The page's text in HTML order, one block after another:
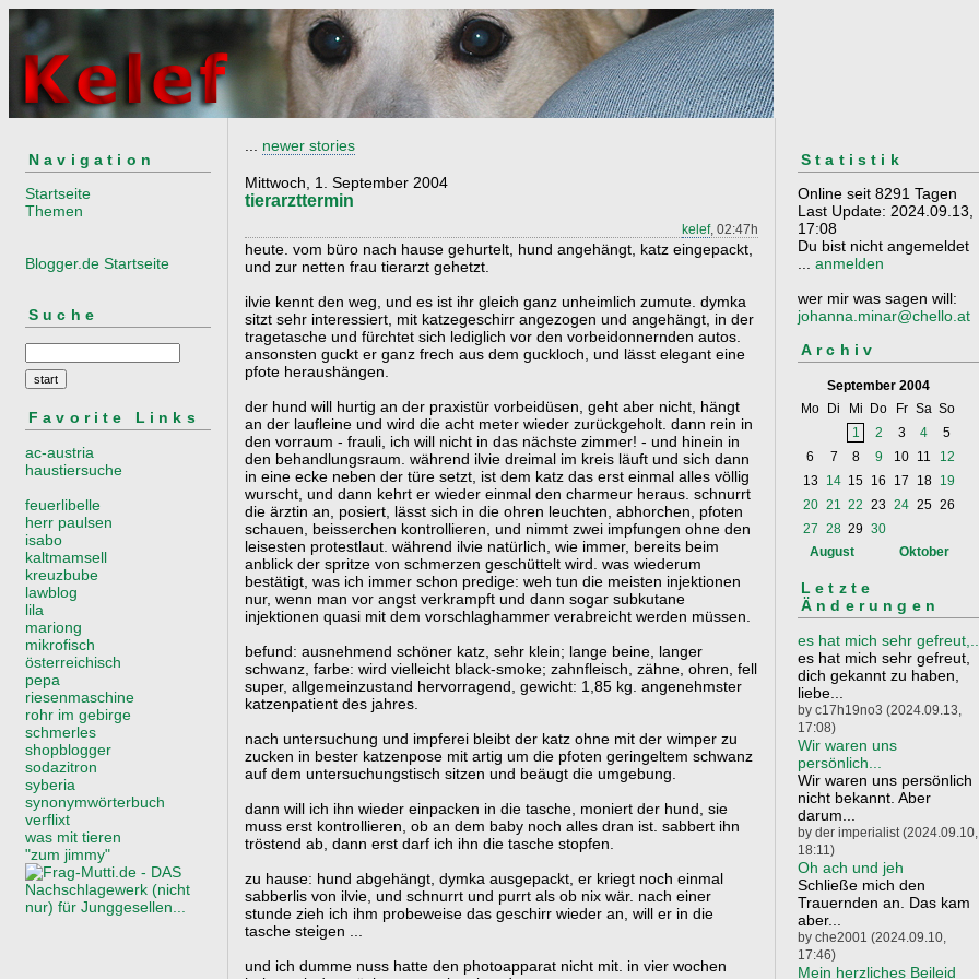
Navigation
Startseite
Themen
Blogger.de Startseite
Suche
Favorite Links
ac-austria
haustiersuche
feuerlibelle
herr paulsen
isabo
kaltmamsell
kreuzbube
lawblog
lila
mariong
mikrofisch
österreichisch
pepa
riesenmaschine
rohr im gebirge
schmerles
shopblogger
sodazitron
syberia
synonymwörterbuch
verflixt
was mit tieren
"zum jimmy"
newer stories
Mittwoch, 1. September 2004
tierarzttermin
kelef, 02:47h
heute. vom büro nach hause gehurtelt, hund angehängt, katz eingepackt,
und zur netten frau tierarzt gehetzt.
ilvie kennt den weg, und es ist ihr gleich ganz unheimlich zumute. dymka
sitzt sehr interessiert, mit katzegeschirr angezogen und angehängt, in der
tragetasche und fürchtet sich lediglich vor den vorbeidonnernden autos.
ansonsten guckt er ganz frech aus dem guckloch, und lässt elegant eine
pfote heraushängen.
der hund will hurtig an der praxistür vorbeidüsen, geht aber nicht, hängt
an der laufleine und wird die acht meter wieder zurückgeholt. dann rein in
den vorraum - frauli, ich will nicht in das nächste zimmer! - und hinein in
den behandlungsraum. während ilvie dreimal im kreis läuft und sich dann
in eine ecke neben der türe setzt, ist dem katz das erst einmal alles völlig
wurscht, und dann kehrt er wieder einmal den charmeur heraus. schnurrt
die ärztin an, posiert, lässt sich in die ohren leuchten, abhorchen, pfoten
schauen, beisserchen kontrollieren, und nimmt zwei impfungen ohne den
leisesten protestlaut. während ilvie natürlich, wie immer, bereits beim
anblick der spritze von schmerzen geschüttelt wird. was wiederum
bestätigt, was ich immer schon predige: weh tun die meisten injektionen
nur, wenn man vor angst verkrampft und dann sogar subkutane
injektionen quasi mit dem vorschlaghammer verabreicht werden müssen.
befund: ausnehmend schöner katz, sehr klein; lange beine, langer
schwanz, farbe: wird vielleicht black-smoke; zahnfleisch, zähne, ohren, fell
super, allgemeinzustand hervorragend, gewicht: 1,85 kg. angenehmster
katzenpatient des jahres.
nach untersuchung und impferei bleibt der katz ohne mit der wimper zu
zucken in bester katzenpose mit artig um die pfoten geringeltem schwanz
auf dem untersuchungstisch sitzen und beäugt die umgebung.
dann will ich ihn wieder einpacken in die tasche, moniert der hund, sie
muss erst kontrollieren, ob an dem baby noch alles dran ist. sabbert ihn
tröstend ab, dann erst darf ich ihn die tasche stopfen.
zu hause: hund abgehängt, dymka ausgepackt, er kriegt noch einmal
sabberlis von ilvie, und schnurrt und purrt als ob nix wär. nach einer
stunde zieh ich ihm probeweise das geschirr wieder an, will er in die
tasche steigen ...
und ich dumme nuss hatte den photoapparat nicht mit. in vier wochen
Statistik
Online seit 8291 Tagen
Last Update: 2024.09.13,
17:08
Du bist nicht angemeldet
... anmelden
wer mir was sagen will:
johanna.minar@chello.at
Archiv
September 2004
Mo
Di Mi Do Fr Sa So
1
2 3 4
5
6
7 8 9 10 11
12
13
14 15 16 17 18
19
20 21 22 23 24 25 26
27 28 29 30
August
Oktober
Letzte
Änderungen
es hat mich sehr
es hat mich sehr gefreut,
dich gekannt zu haben,
liebe...
by c17h19no3 (2024.09.13,
17:08)
Wir waren uns
persönlich...
Wir waren uns persönlich
nicht bekannt. Aber
darum...
by der imperialist (2024.09.10,
18:11)
Oh ach und jeh
Schließe mich den
Trauernden an. Das kam
aber...
by che2001 (2024.09.10,
17:46)
Mein herzliches Beileid